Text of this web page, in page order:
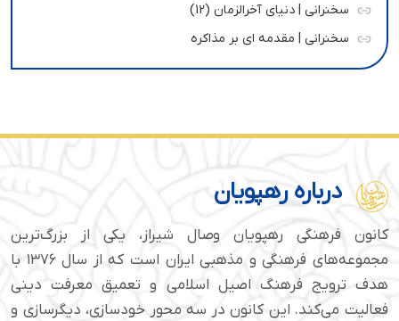
سخنرانی | دنیای آخرالزمان (12)
سخنرانی | مقدمه ای بر مذاکره
درباره رهپویان
کانون فرهنگی رهپویان وصال شیراز، یکی از بزرگ‌ترین
مجموعه‌های فرهنگی و مذهبی ایران است که از سال ۱۳۷۶ با
هدف ترویج فرهنگ اصیل اسلامی و تعمیق معرفت دینی
فعالیت می‌کند. این کانون در سه محور خودسازی، دیگرسازی و